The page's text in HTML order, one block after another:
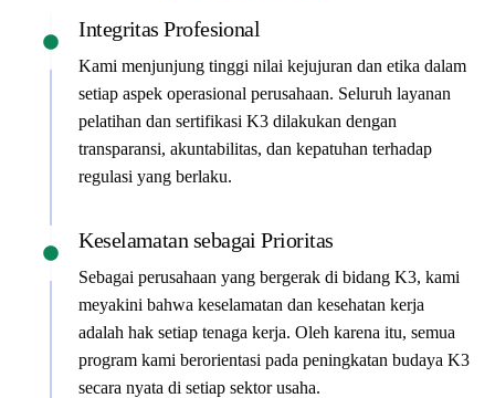
Integritas Profesional
Kami menjunjung tinggi nilai kejujuran dan etika dalam
setiap aspek operasional perusahaan. Seluruh layanan
pelatihan dan sertifikasi K3 dilakukan dengan
transparansi, akuntabilitas, dan kepatuhan terhadap
regulasi yang berlaku.
Keselamatan sebagai Prioritas
Sebagai perusahaan yang bergerak di bidang K3, kami
meyakini bahwa keselamatan dan kesehatan kerja
adalah hak setiap tenaga kerja. Oleh karena itu, semua
program kami berorientasi pada peningkatan budaya K3
secara nyata di setiap sektor usaha.